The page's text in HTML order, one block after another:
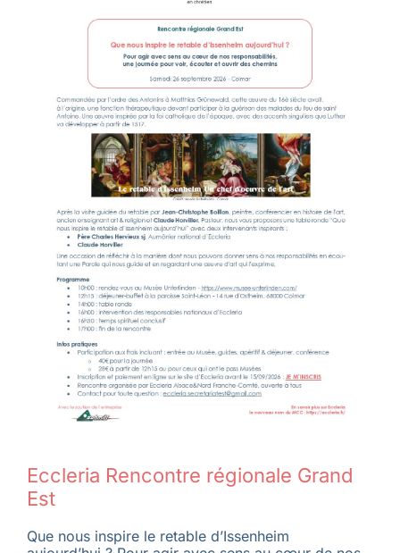
Eccleria Rencontre régionale Grand
Est
Que nous inspire le retable d’Issenheim